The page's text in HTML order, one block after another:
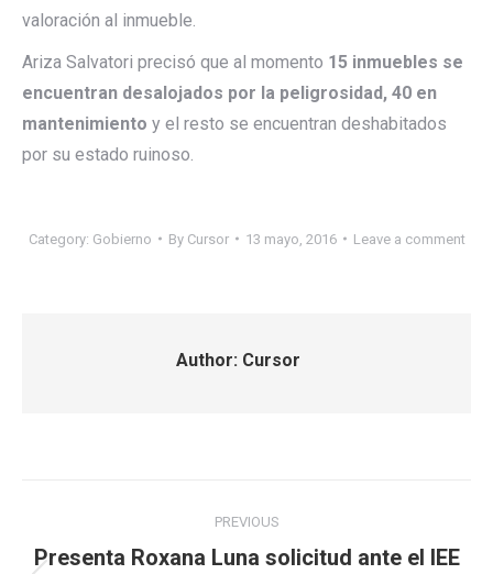
valoración al inmueble.
Ariza Salvatori precisó que al momento 15 inmuebles se
encuentran desalojados por la peligrosidad, 40 en
mantenimiento y el resto se encuentran deshabitados
por su estado ruinoso.
Category: Gobierno By Cursor 13 mayo, 2016 Leave a comment
Author: Cursor
navigation
PREVIOUS
Presenta Roxana Luna solicitud ante el IEE